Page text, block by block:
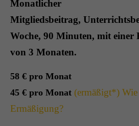
Monatlicher
Mitgliedsbeitrag,
Woche, 90 Minuten, mit
von 3 Monaten.
58 € pro Monat
45 € pro Monat (ermäßigt*)
Ermäßigung?